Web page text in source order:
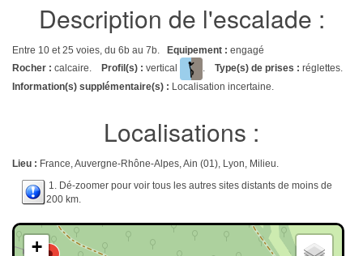
Description de l'escalade :
Entre 10 et 25 voies, du 6b au 7b. Equipement : engagé
Rocher : calcaire. Profil(s) : vertical . Type(s) de prises : réglettes.
Information(s) supplémentaire(s) : Localisation incertaine.
Localisations :
Lieu : France, Auvergne-Rhône-Alpes, Ain (01), Lyon, Milieu.
1. Dé-zoomer pour voir tous les autres sites distants de moins de
200 km.
+